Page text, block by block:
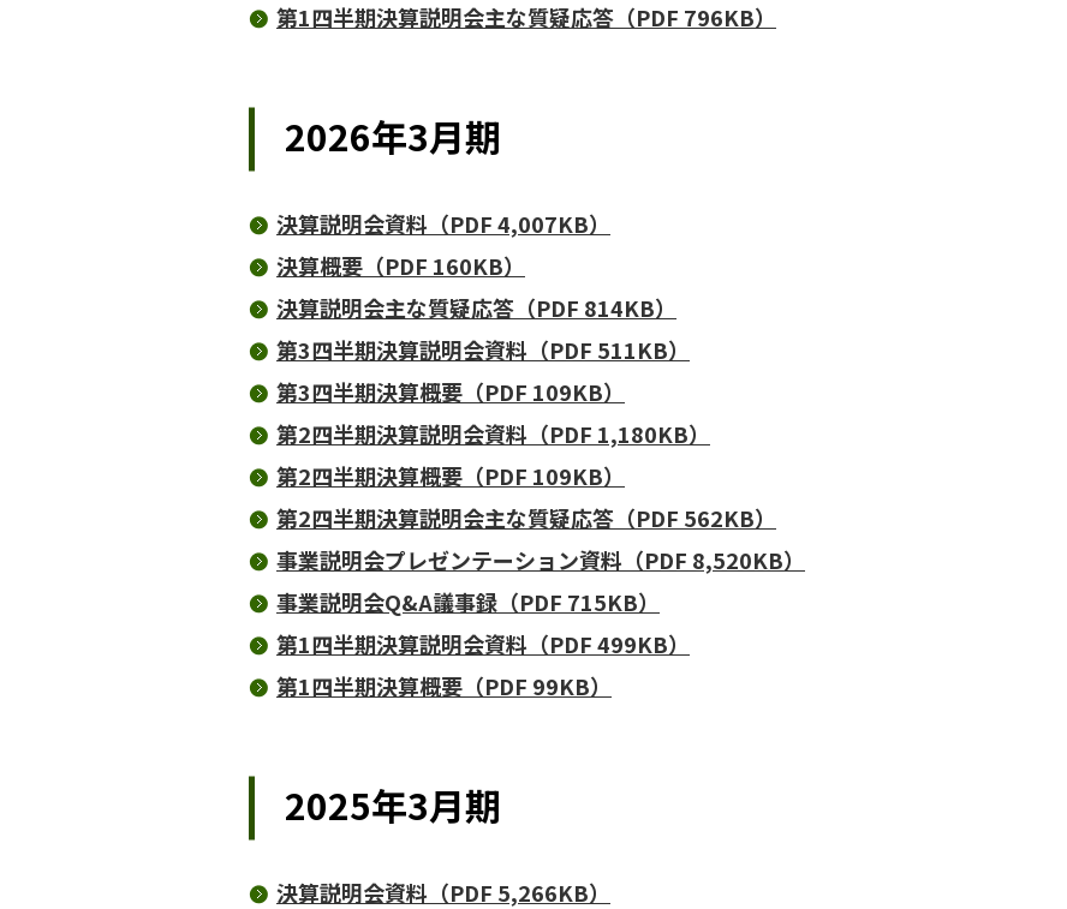
第1四半期決算説明会主な質疑応答（PDF 796KB）
2026年3月期
決算説明会資料（PDF 4,007KB）
決算概要（PDF 160KB）
決算説明会主な質疑応答（PDF 814KB）
第3四半期決算説明会資料（PDF 511KB）
第3四半期決算概要（PDF 109KB）
第2四半期決算説明会資料（PDF 1,180KB）
第2四半期決算概要（PDF 109KB）
第2四半期決算説明会主な質疑応答（PDF 562KB）
事業説明会プレゼンテーション資料（PDF 8,520KB）
事業説明会Q&A議事録（PDF 715KB）
第1四半期決算説明会資料（PDF 499KB）
第1四半期決算概要（PDF 99KB）
2025年3月期
決算説明会資料（PDF 5,266KB）